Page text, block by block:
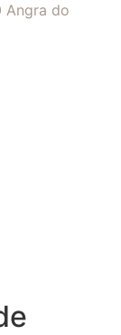
Angra do